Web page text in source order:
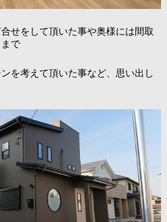
せをして頂いた事や奥様には間取
で
を考えて頂いた事など、思い出し